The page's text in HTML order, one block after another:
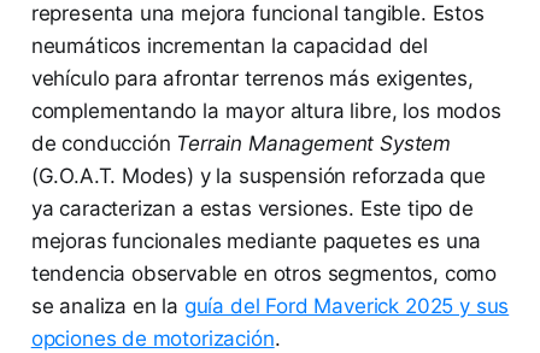
representa una mejora funcional tangible. Estos
neumáticos incrementan la capacidad del
vehículo para afrontar terrenos más exigentes,
complementando la mayor altura libre, los modos
de conducción Terrain Management System
(G.O.A.T. Modes) y la suspensión reforzada que
ya caracterizan a estas versiones. Este tipo de
mejoras funcionales mediante paquetes es una
tendencia observable en otros segmentos, como
se analiza en la guía del Ford Maverick 2025 y sus
opciones de motorización.